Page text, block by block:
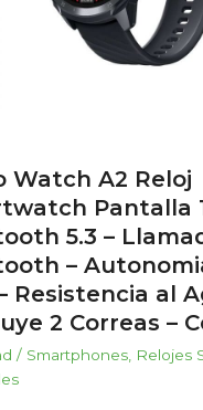
Watch A2 Reloj
Pantalla
5.3 –
–
Resistencia al
2 Correas –
/ Smartphones, Relojes